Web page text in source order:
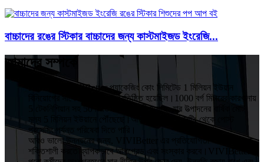
বাচ্চাদের রঙের স্টিকার বাচ্চাদের জন্য কাস্টমাইজড ইংরেজি...
আমাদের সম্পর্কে
HuiZhou VIVIBetter প্যাকেজিং কোং লিমিটেড 1 মিলিয়ন ইউয়ান
বিনিয়োগের সাথে 2015 সালে প্রতিষ্ঠিত হয়েছিল।1000 বর্গ মিটারের কারখানায়
5 টেকনিশিয়ান সহ 50 টিরও বেশি কর্মচারী রয়েছে, যার উত্পাদনের বার্ষিক মোট
মূল্য 5 মিলিয়ন ইউয়ানে পৌঁছেছে।আমরা ডিজাইন, প্রিন্টিং থেকে পোস্ট
প্রসেসিং পর্যন্ত পরিষেবা দিতে পারি।
আরও ভালো উন্নয়নের জন্য, VIVIBetter এর প্রতিযোগিতা এবং প্রভাবকে
শক্তিশালী করতে ব্যাপকভাবে আপগ্রেড এবং সংস্কার করবে।VIVIBetter